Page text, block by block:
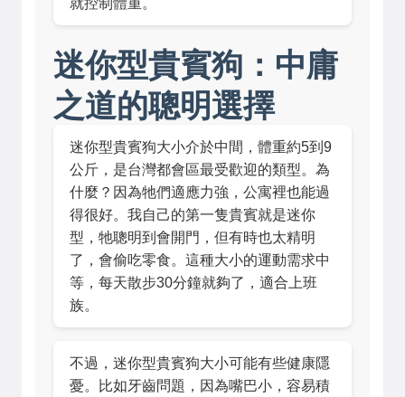
迷你型貴賓狗：中庸
之道的聰明選擇
迷你型貴賓狗大小介於中間，體重約5到9
公斤，是台灣都會區最受歡迎的類型。為
什麼？因為牠們適應力強，公寓裡也能過
得很好。我自己的第一隻貴賓就是迷你
型，牠聰明到會開門，但有時也太精明
了，會偷吃零食。這種大小的運動需求中
等，每天散步30分鐘就夠了，適合上班
族。
不過，迷你型貴賓狗大小可能有些健康隱
憂。比如牙齒問題，因為嘴巴小，容易積